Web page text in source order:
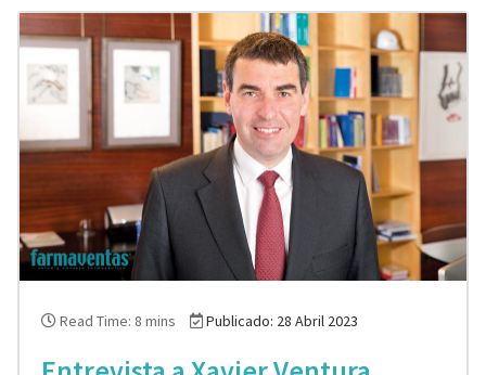
Read Time: 8 mins Publicado: 28 Abril 2023